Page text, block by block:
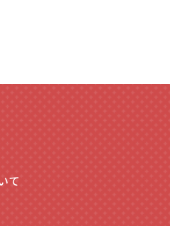
て